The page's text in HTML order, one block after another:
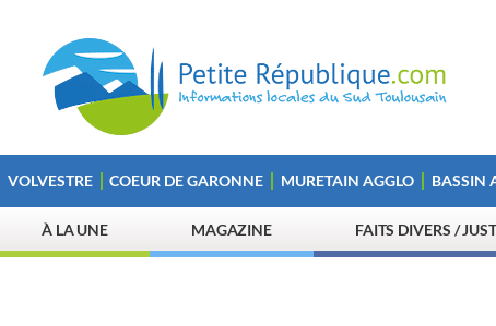
VOLVESTRE COEUR DE GARONNE MURETAIN AGGLO BASSIN
À LA UNE MAGAZINE FAITS DIVERS /